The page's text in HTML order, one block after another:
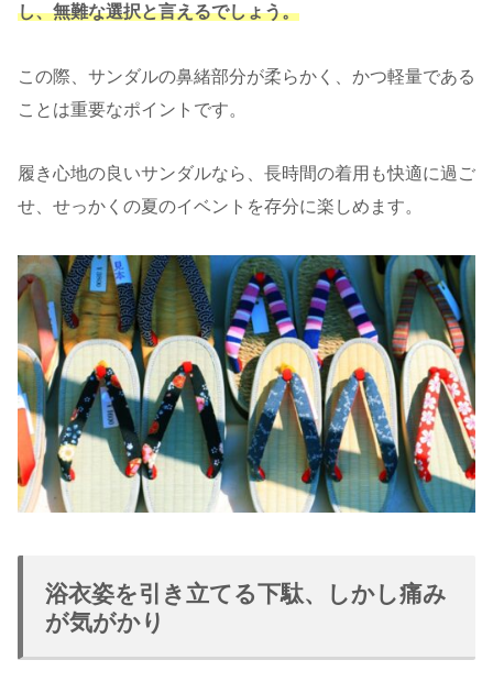
し、無難な選択と言えるでしょう。
この際、サンダルの鼻緒部分が柔らかく、かつ軽量である
ことは重要なポイントです。
履き心地の良いサンダルなら、長時間の着用も快適に過ご
せ、せっかくの夏のイベントを存分に楽しめます。
浴衣姿を引き立てる下駄、しかし痛み
が気がかり